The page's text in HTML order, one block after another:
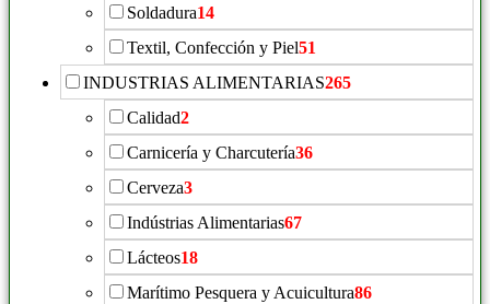
Soldadura14
Textil, Confección y Piel51
INDUSTRIAS ALIMENTARIAS265
Calidad2
Carnicería y Charcutería36
Cerveza3
Indústrias Alimentarias67
Lácteos18
Marítimo Pesquera y Acuicultura86